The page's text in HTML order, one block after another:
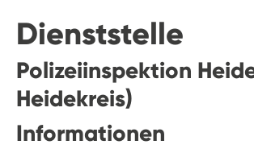
Dienststelle
Polizeiinspektion
Heidekreis)
Informationen